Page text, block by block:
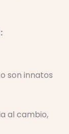
son innatos
al cambio,